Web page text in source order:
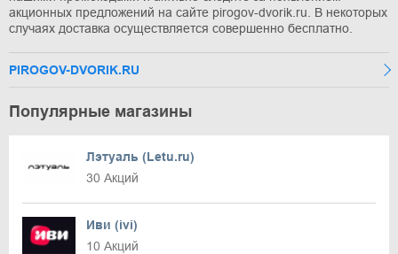
акционных предложений на сайте pirogov-dvorik.ru. В некоторых
случаях доставка осуществляется совершенно бесплатно.
PIROGOV-DVORIK.RU
Популярные магазины
Лэтуаль (Letu.ru)
30 Акций
Иви (ivi)
10 Акций